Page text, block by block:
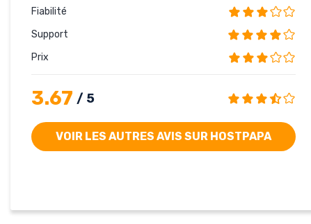
Fiabilité
Support
Prix
3.67 / 5
VOIR LES AUTRES AVIS SUR HOSTPAPA